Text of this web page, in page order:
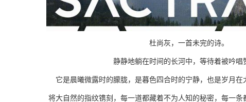
杜尚灰，一首未完的诗。
静静地躺在时间的长河中，等待着被吟唱
它是晨曦微露时的朦胧，是暮色四合时的宁静，也是岁月在
将大自然的指纹镌刻，每一道都藏着不为人知的秘密，每一条